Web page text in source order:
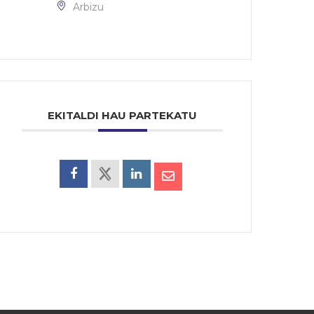
Arbizu
EKITALDI HAU PARTEKATU